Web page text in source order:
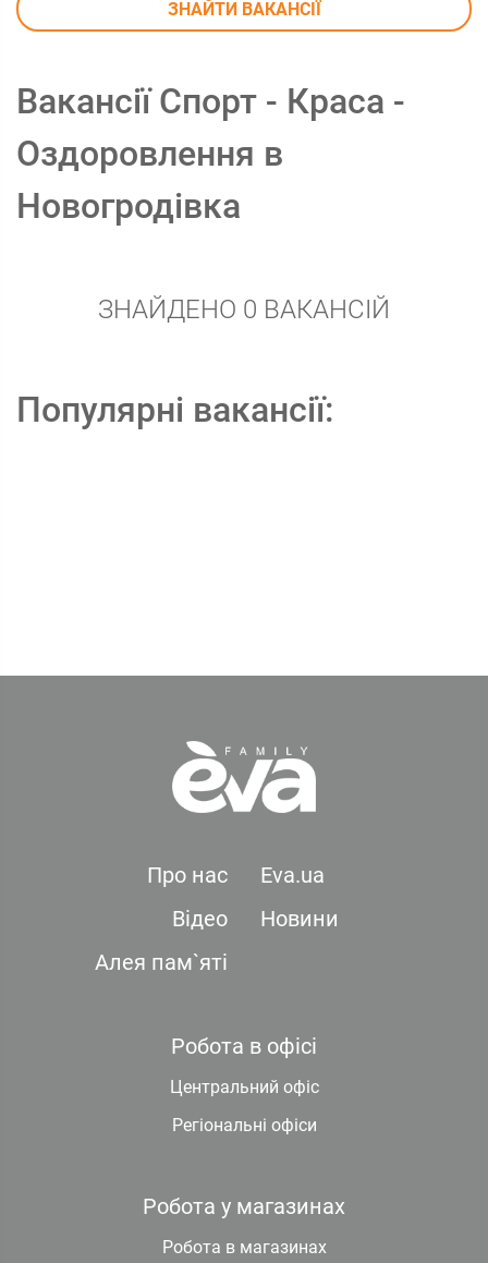
ЗНАЙТИ ВАКАНСІЇ
Вакансії Спорт - Краса -
Оздоровлення в
Новогродівка
ЗНАЙДЕНО 0 ВАКАНСІЙ
Популярні вакансії:
Про нас
Eva.ua
Відео
Новини
Алея пам`яті
Робота в офісі
Центральний офіс
Регіональні офіси
Робота у магазинах
Робота в магазинах